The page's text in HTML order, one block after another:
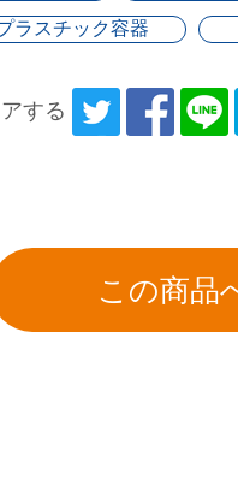
ラスチック容器
する